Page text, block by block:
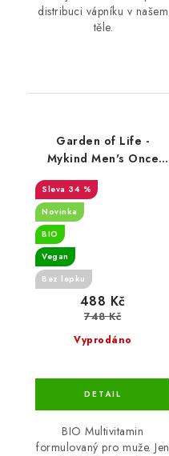
distribuci vápníku v našem
těle.
Garden of Life -
Mykind Men's Once
tablets
34 %
Novinka
BIO
Vegan
Bez lepku
Vyprodáno
488 Kč
748 Kč
BIO Multivitamin
formulovaný pro muže. Jen